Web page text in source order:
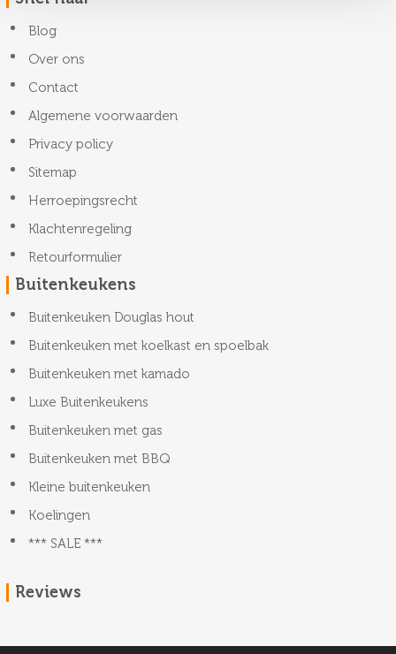
Blog
Over ons
Contact
Algemene voorwaarden
Privacy policy
Sitemap
Herroepingsrecht
Klachtenregeling
Retourformulier
Buitenkeukens
Buitenkeuken Douglas hout
Buitenkeuken met koelkast en spoelbak
Buitenkeuken met kamado
Luxe Buitenkeukens
Buitenkeuken met gas
Buitenkeuken met BBQ
Kleine buitenkeuken
Koelingen
*** SALE ***
Reviews